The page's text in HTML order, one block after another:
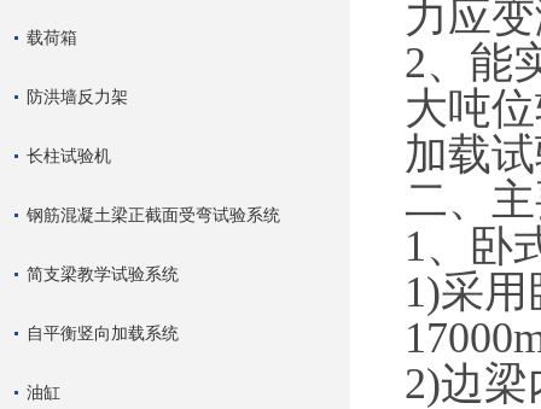
载荷箱
防洪墙反力架
长柱试验机
钢筋混凝土梁正截面受弯试验系统
简支梁教学试验系统
自平衡竖向加载系统
油缸
力应
2、能
大吨
加载
二、
1、卧
1)采
2)边梁